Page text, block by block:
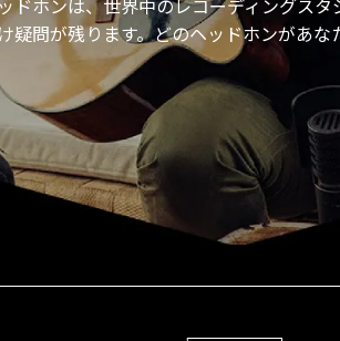
ドホンは、世界中のレコーディングス
疑問が残ります。どのヘッドホンがあ